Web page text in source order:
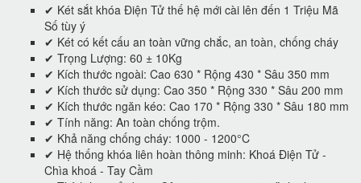
✔ Két sắt khóa Điện Tử thế hệ mới cài lên đến 1 Triệu Mã
Số tùy ý
✔ Két có kết cấu an toàn vững chắc, an toàn, chống cháy
✔ Trọng Lượng: 60 ± 10Kg
✔ Kích thước ngoài: Cao 630 * Rộng 430 * Sâu 350 mm
✔ Kích thước sử dụng: Cao 350 * Rộng 330 * Sâu 200 mm
✔ Kích thước ngăn kéo: Cao 170 * Rộng 330 * Sâu 180 mm
✔ Tính năng: An toàn chống trộm.
✔ Khả năng chống cháy: 1000 - 1200°C
✔ Hệ thống khóa liên hoàn thông minh: Khoá Điện Tử -
Chìa khoá - Tay Cầm